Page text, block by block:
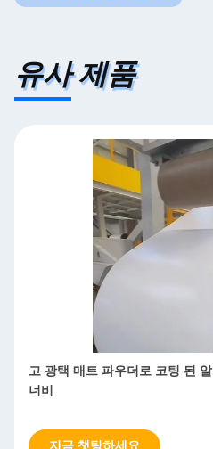
유사 제품
고 광택 매트 파우더로 코팅 된
너비
지금 챗팅하세요